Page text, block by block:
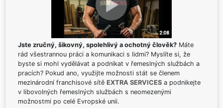
Jste zručný, šikovný, spolehlivý a ochotný člověk? Máte
rád všestrannou práci a komunikaci s lidmi? Myslíte si, že
byste si mohl vydělávat a podnikat v řemeslných službách a
pracích? Pokud ano, využijte možnosti stát se členem
mezinárodní franchisové sítě EXTRA SERVICES a podnikejte
v libovolných řemeslných službách s neomezenými
možnostmi po celé Evropské unii.